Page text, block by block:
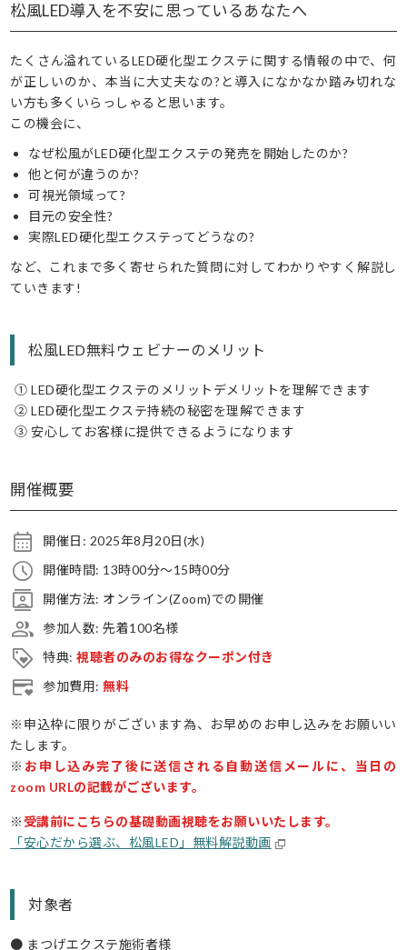
松風LED導入を不安に思っているあなたへ
たくさん溢れているLED硬化型エクステに関する情報の中で、何
が正しいのか、本当に大丈夫なの?と導入になかなか踏み切れな
い方も多くいらっしゃると思います。
この機会に、
なぜ松風がLED硬化型エクステの発売を開始したのか?
他と何が違うのか?
可視光領域って?
目元の安全性?
実際LED硬化型エクステってどうなの?
など、これまで多く寄せられた質問に対してわかりやすく解説し
ていきます!
松風LED無料ウェビナーのメリット
① LED硬化型エクステのメリットデメリットを理解できます
② LED硬化型エクステ持続の秘密を理解できます
③ 安心してお客様に提供できるようになります
開催概要
開催日: 2025年8月20日(水)
開催時間: 13時00分〜15時00分
開催方法: オンライン(Zoom)での開催
参加人数: 先着100名様
特典:視聴者のみのお得なクーポン付き
参加費用:無料
※申込枠に限りがございます為、お早めのお申し込みをお願いい
たします。
※ お申し込み完了後に送信される自動送信メールに、当日の
zoom URLの記載がございます。
※ 受講前にこちらの基礎動画視聴をお願いいたします。
「安心だから選ぶ、松風LED」無料解説動画
対象者
● まつげエクステ施術者様